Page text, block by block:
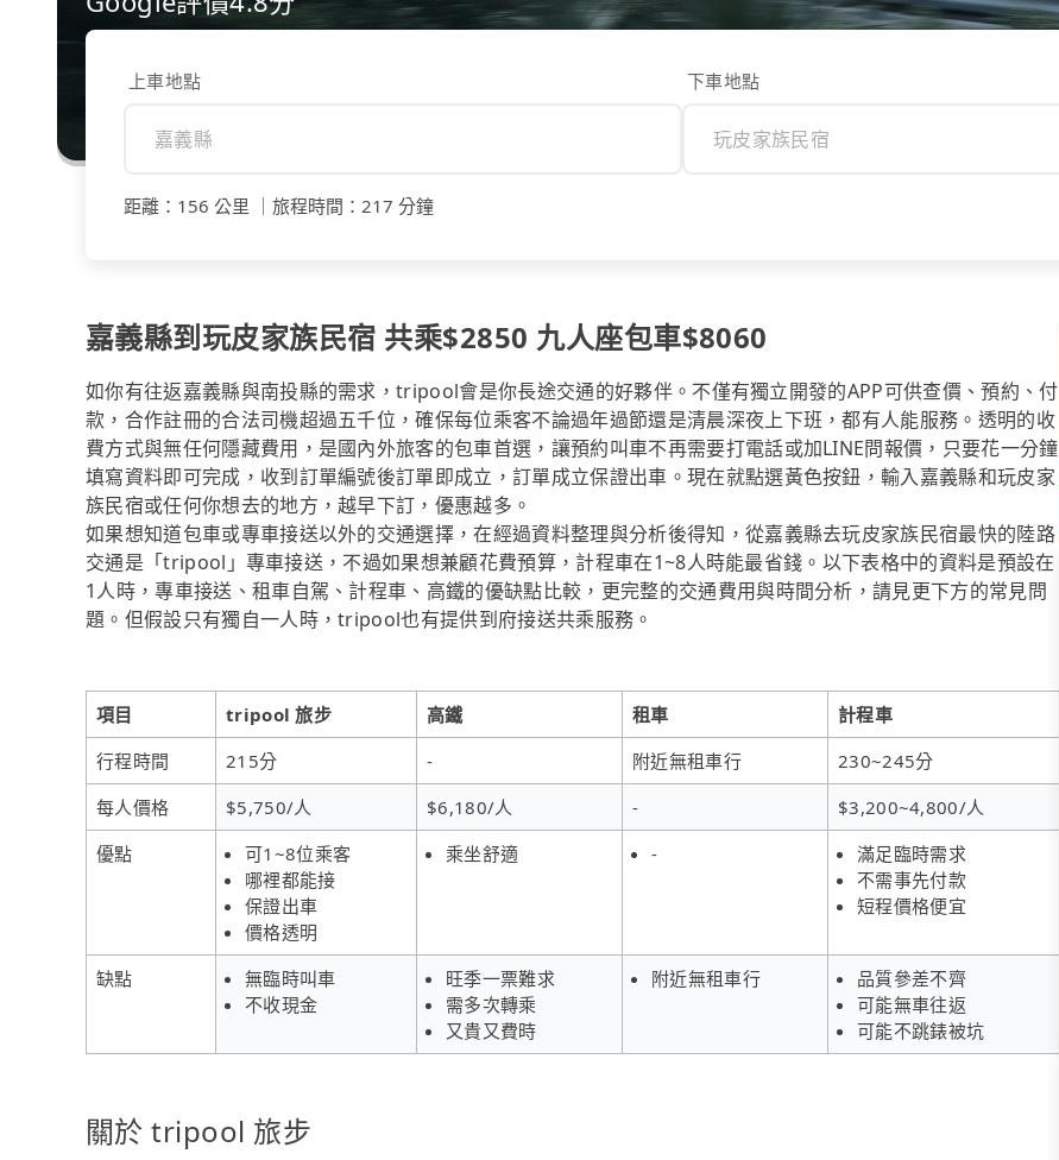
上車地點 下車地點
距離 ： 156 公里 旅程時間 ： 217 分鐘
嘉義縣到玩皮家族民宿 共乘$2850 九人座包車$8060
如你有往返嘉義縣與南投縣的需求，tripool會是你長途交通的好夥伴。不僅有獨立開發的APP可供查價、預約、付
款，合作註冊的合法司機超過五千位，確保每位乘客不論過年過節還是清晨深夜上下班，都有人能服務。透明的收
費方式與無任何隱藏費用，是國內外旅客的包車首選，讓預約叫車不再需要打電話或加LINE問報價，只要花一分鐘
填寫資料即可完成，收到訂單編號後訂單即成立，訂單成立保證出車。現在就點選黃色按鈕，輸入嘉義縣和玩皮家
族民宿或任何你想去的地方，越早下訂，優惠越多。
如果想知道包車或專車接送以外的交通選擇，在經過資料整理與分析後得知，從嘉義縣去玩皮家族民宿最快的陸路
交通是「tripool」專車接送，不過如果想兼顧花費預算，計程車在1~8人時能最省錢。以下表格中的資料是預設在
1人時，專車接送、租車自駕、計程車、高鐵的優缺點比較，更完整的交通費用與時間分析，請見更下方的常見問
題。但假設只有獨自一人時，tripool也有提供到府接送共乘服務。
項目 tripool 旅步 高鐵 租車
計程車
行程時間
215分 - 附近無租車行
230~245分
每人價格
$5,750/人 $6,180/人 -
$3,200~4,800/人
優點
可1~8位乘客
哪裡都能接
保證出車
價格透明
乘坐舒適 -
滿足臨時需求
不需事先付款
短程價格便宜
缺點
無臨時叫車
不收現金
旺季一票難求
需多次轉乘
又貴又費時
附近無租車行
品質參差不齊
可能無車往返
可能不跳錶被坑
關於 tripool 旅步